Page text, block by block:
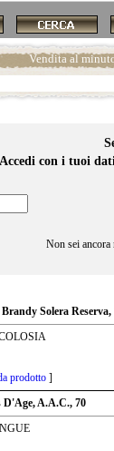
Vendita al
Accedi con i tuoi
Non sei
Solera Reserva,
prodotto]
A.A.C., 70